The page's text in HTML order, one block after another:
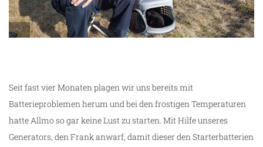
Seit fast vier Monaten plagen wir uns bereits mit
Batterieproblemen herum und bei den frostigen Temperaturen
hatte Allmo so gar keine Lust zu starten. Mit Hilfe unseres
Generators, den Frank anwarf, damit dieser den Starterbatterien